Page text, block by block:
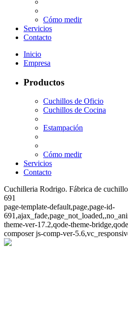
Cómo medir
Servicios
Contacto
Inicio
Empresa
Productos
Cuchillos de Oficio
Cuchillos de Cocina
Estampación
Cómo medir
Servicios
Contacto
Cuchilleria Rodrigo. Fábrica de
691
page-template-default,page,page-id-
theme-ver-17.2,qode-theme-
composer js-comp-ver-